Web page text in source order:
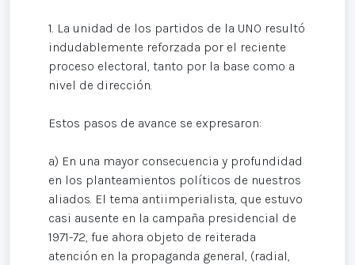
1. La unidad de los partidos de la UNO resultó
indudablemente reforzada por el reciente
proceso electoral, tanto por la base como a
nivel de dirección.
Estos pasos de avance se expresaron:
a) En una mayor consecuencia y profundidad
en los planteamientos políticos de nuestros
aliados. El tema antiimperialista, que estuvo
casi ausente en la campaña presidencial de
1971-72, fue ahora objeto de reiterada
atención en la propaganda general, (radial,